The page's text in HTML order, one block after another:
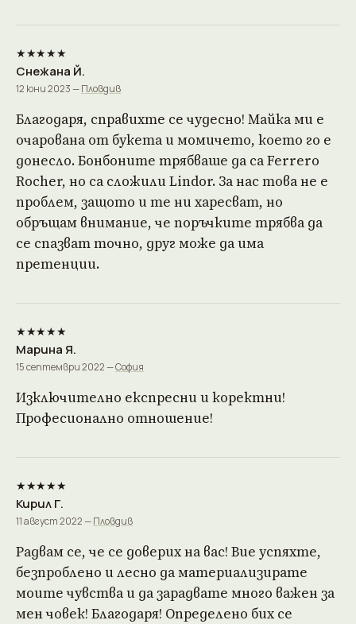
★★★★★
Снежана Й.
12 юни 2023 —Пловдив
Благодаря, справихте се чудесно! Майка ми е
очарована от букета и момичето, което го е
донесло. Бонбоните трябваше да са Ferrero
Rocher, но са сложили Lindor. За нас това не е
проблем, защото и те ни харесват, но
обръщам внимание, че поръчките трябва да
се спазват точно, друг може да има
претенции.
★★★★★
Марина Я.
15 септември 2022 —София
Изключително експресни и коректни!
Професионално отношение!
★★★★★
Кирил Г.
11 август 2022 —Пловдив
Радвам се, че се доверих на вас! Вие успяхте,
безпроблено и лесно да материализирате
моите чувства и да зарадвате много важен за
мен човек! Благодаря! Определено бих се